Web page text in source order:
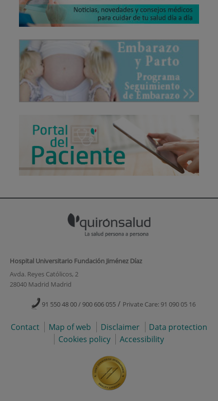
Hospital Universitario Fundación Jiménez Díaz
Avda. Reyes Católicos, 2
28040 Madrid Madrid
91 550 48 00 / 900 606 055 / Private Care: 91 090 05 16
Contact Map of web Disclaimer
Data protection
Cookies policy
Accessibility